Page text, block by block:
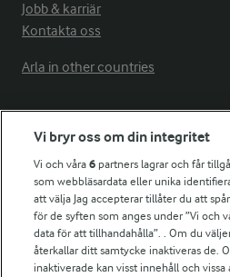
Jobb & karriär
Kontakta oss
Arla in other countries
Fler Arlasajter
För ägare
Arlas kundportal
Arla.com
Falbygdens Ost
Arla webbshop
Vi bryr oss om din integritet
Vi och våra6 partners lagrar och får
som webbläsardata eller unika
att välja Jag accepterar tillåter du att
för de syften som anges under ”Vi och
data för att tillhandahålla”. . Om du
återkallar ditt samtycke inaktiveras de.
inaktiverade kan visst innehåll och